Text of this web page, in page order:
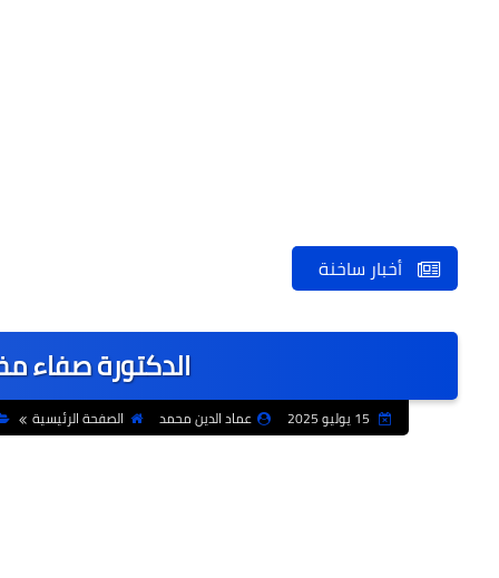
أخبار ساخنة
الدكتورة صفاء
عماد الدين محمد الصفحة الرئيسية